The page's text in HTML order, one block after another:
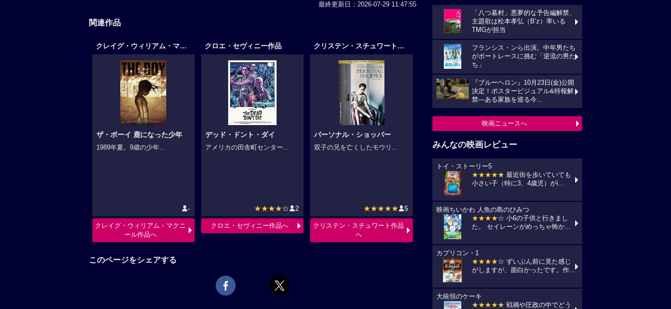
最終更新日：2026-07-29 11:47:55
関連作品
クレイグ・ウィリアム・マクニール作品
ザ・ボーイ 鹿になった少年
1989年夏。9歳の少年...
-
クレイグ・ウィリアム・マクニ
ール作品へ
クロエ・セヴィニー作品
デッド・ドント・ダイ
アメリカの田舎町センター...
★★★★☆ 2
クロエ・セヴィニー作品へ
クリステン・スチュワート作品
パーソナル・ショッパー
双子の兄を亡くしたモウリ...
★★★★★ 5
クリステン・スチュワート作品
へ
このページをシェアする
「八つ墓村」悪夢的な予告編解禁、
主題歌は松本孝弘（B’z）率いる
TMGが担当
フランシス・ンら出演。中年男たち
がボートレースに挑む「逆流の男た
ち」
『ブルーヘロン』10月23日(金)公開
決定！ポスタービジュアル&特報解
禁―ある家族を巡る今...
映画ニュースへ
みんなの映画レビュー
トイ・ストーリー5
★★★★★ 最近街を歩いていても
小さい子（特に3、4歳児）がi...
映画ちいかわ 人魚の島のひみつ
★★★★☆ 小6の子供と行きまし
た。 セイレーンがめっちゃ怖か...
カプリコン・1
★★★★☆ ずいぶん前に見た感じ
がしますが、面白かったです。作...
大統領のケーキ
★★★★★ 戦禍や圧政の中でどう